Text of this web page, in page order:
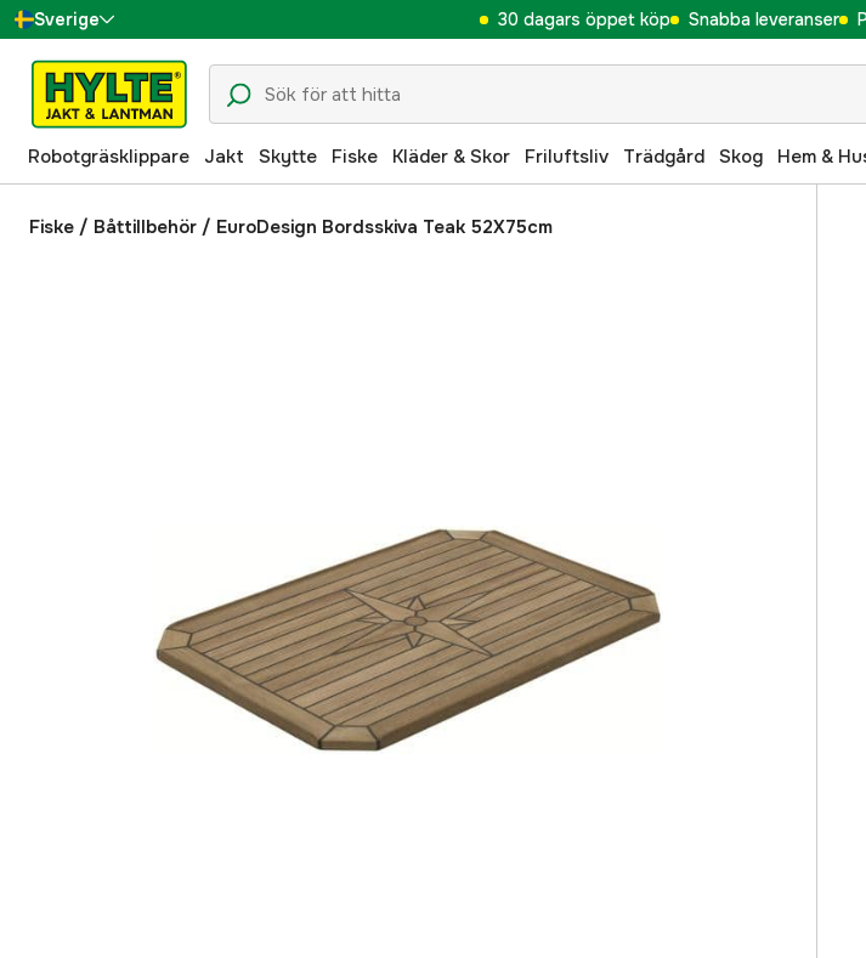
Sverige
Danmark
Suomi
Norge
Deutschland
30 dagars öppet köp Snabba leveranser
Robotgräsklippare Jakt Skytte Fiske Kläder & Skor Friluftsliv Trädgård Skog Hem &
Fiske / Båttillbehör / EuroDesign Bordsskiva Teak 52X75cm